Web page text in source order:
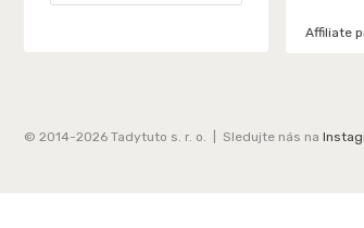
Affiliate
© 2014-2026 Tadytuto s. r. o. | Sledujte nás na